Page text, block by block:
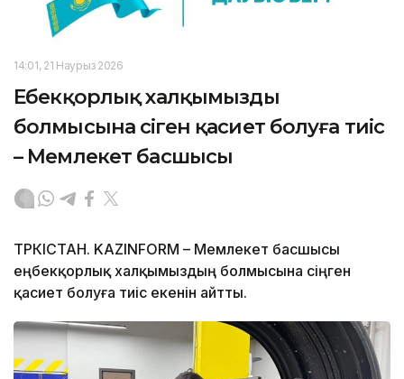
14:01, 21 Наурыз 2026
Еңбекқорлық халқымыздың
болмысына сіңген қасиет болуға тиіс
– Мемлекет басшысы
ТҮРКІСТАН. KAZINFORM – Мемлекет басшысы
еңбекқорлық халқымыздың болмысына сіңген
қасиет болуға тиіс екенін айтты.